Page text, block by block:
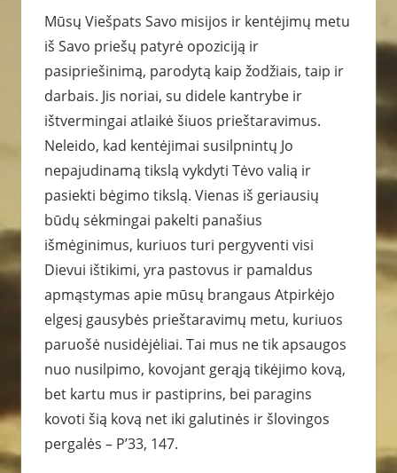
Mūsų Viešpats Savo misijos ir kentėjimų metu
iš Savo priešų patyrė opoziciją ir
pasipriešinimą, parodytą kaip žodžiais, taip ir
darbais. Jis noriai, su didele kantrybe ir
ištvermingai atlaikė šiuos prieštaravimus.
Neleido, kad kentėjimai susilpnintų Jo
nepajudinamą tikslą vykdyti Tėvo valią ir
pasiekti bėgimo tikslą. Vienas iš geriausių
būdų sėkmingai pakelti panašius
išmėginimus, kuriuos turi pergyventi visi
Dievui ištikimi, yra pastovus ir pamaldus
apmąstymas apie mūsų brangaus Atpirkėjo
elgesį gausybės prieštaravimų metu, kuriuos
paruošė nusidėjėliai. Tai mus ne tik apsaugos
nuo nusilpimo, kovojant gerąją tikėjimo kovą,
bet kartu mus ir pastiprins, bei paragins
kovoti šią kovą net iki galutinės ir šlovingos
pergalės – P’33, 147.